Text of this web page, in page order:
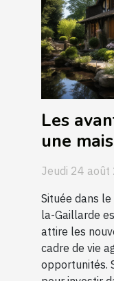
Les
une
Jeudi 24
Située dans
la-Gaillarde
attire les
cadre de vie
opportunités.